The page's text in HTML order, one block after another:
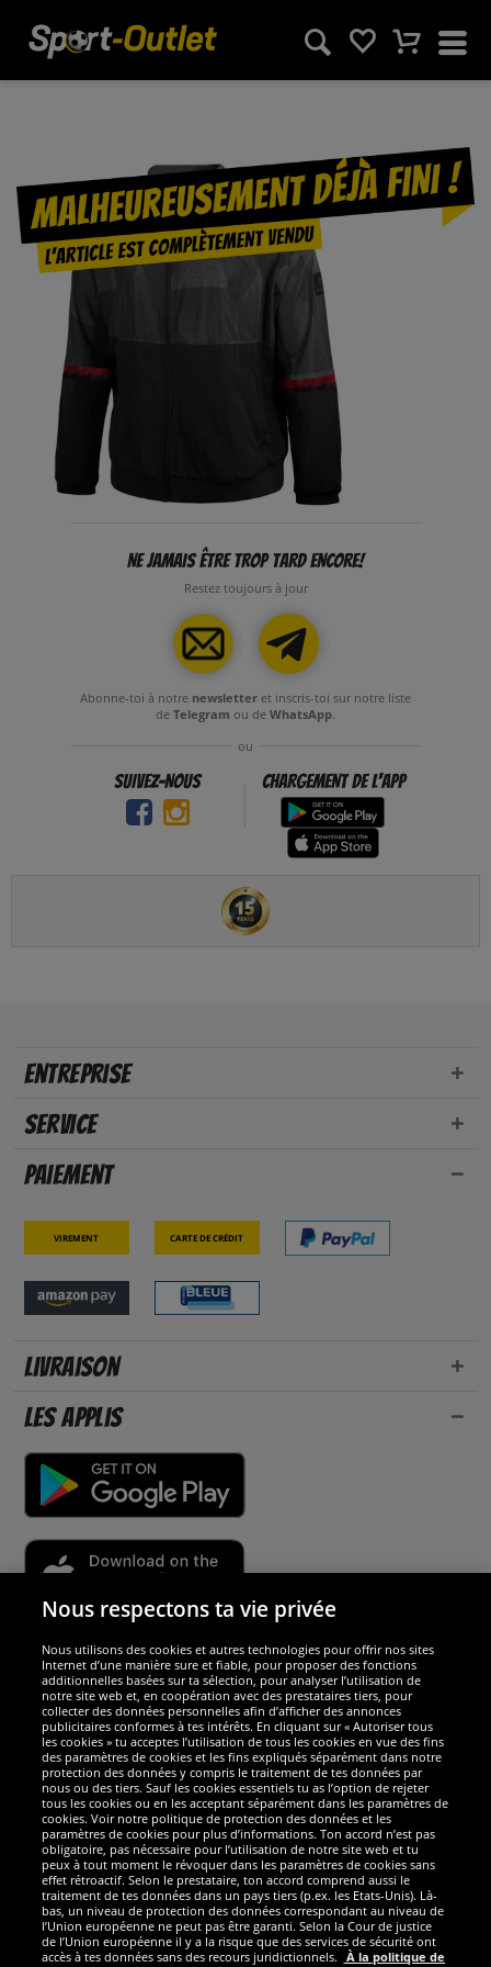
NE JAMAIS ÊTRE TROP TARD ENCORE!
Restez toujours à jour
Abonne-toi à notre newsletter et inscris-toi sur notre liste
de Telegram ou de WhatsApp.
ou
SUIVEZ-NOUS CHARGEMENT DE l'APP
Entreprise
Service
Paiement
Virement Carte de crédit
Livraison
Les applis
Sécurité
Nous sommes excellents
Réseaux sociaux
Nous respectons ta vie privée
Nous utilisons des cookies et autres technologies pour offrir nos sites
Internet d’une manière sure et fiable, pour proposer des fonctions
additionnelles basées sur ta sélection, pour analyser l’utilisation de
notre site web et, en coopération avec des prestataires tiers, pour
collecter des données personnelles afin d’afficher des annonces
publicitaires conformes à tes intérêts. En cliquant sur « Autoriser tous
les cookies » tu acceptes l’utilisation de tous les cookies en vue des fins
des paramètres de cookies et les fins expliqués séparément dans notre
protection des données y compris le traitement de tes données par
nous ou des tiers. Sauf les cookies essentiels tu as l’option de rejeter
tous les cookies ou en les acceptant séparément dans les paramètres de
cookies. Voir notre politique de protection des données et les
paramètres de cookies pour plus d’informations. Ton accord n’est pas
obligatoire, pas nécessaire pour l’utilisation de notre site web et tu
peux à tout moment le révoquer dans les paramètres de cookies sans
effet rétroactif. Selon le prestataire, ton accord comprend aussi le
traitement de tes données dans un pays tiers (p.ex. les Etats-Unis). Là-
bas, un niveau de protection des données correspondant au niveau de
l’Union européenne ne peut pas être garanti. Selon la Cour de justice
de l’Union européenne il y a la risque que des services de sécurité ont
accès à tes données sans des recours juridictionnels. À la politique de